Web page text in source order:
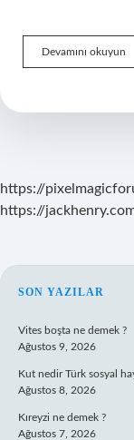
Devamını okuyun
https://
https://
SON YAZILAR
Vites boşta ne demek ?
Ağustos 9, 2026
Kut nedir Türk sosyal
Ağustos 8, 2026
Kıreyzi ne demek ?
Ağustos 7, 2026